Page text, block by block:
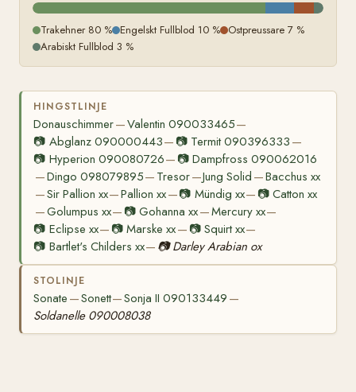
Trakehner 80 % Engelskt Fullblod 10 % Ostpreussare 7 %
Arabiskt Fullblod 3 %
HINGSTLINJE
Donauschimmer—Valentin 090033465—
📷 Abglanz 090000443— 📷 Termit 090396333 —
📷 Hyperion 090080726— 📷Dampfross 090062016
—Dingo 098079895— Tresor—Jung Solid —Bacchus xx
—Sir Pallion xx—Pallion xx—📷 Mündig xx— 📷Catton xx
—Golumpus xx— 📷Gohanna xx—Mercury xx—
📷 Eclipse xx— 📷Marske xx— 📷 Squirt xx—
📷 Bartlet's Childers xx— 📷 Darley Arabian ox
STOLINJE
Sonate —Sonett—Sonja II 090133449 —
Soldanelle 090008038